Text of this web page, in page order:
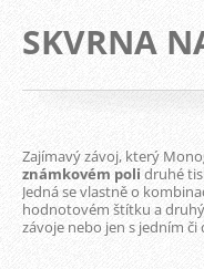
SKVRNA
Zajímavý závoj, který
známkovém poli druhé
Jedná se vlastně o
hodnotovém štítku a
závoje nebo jen s jedním